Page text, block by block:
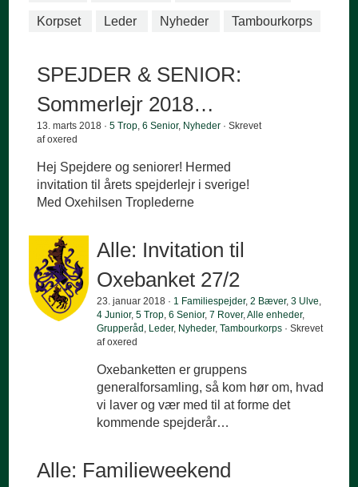
Korpset Leder Nyheder Tambourkorps
SPEJDER & SENIOR:
Sommerlejr 2018…
13. marts 2018 ·5 Trop,6 Senior, Nyheder · Skrevet
af oxered
Hej Spejdere og seniorer! Hermed
invitation til årets spejderlejr i sverige!
Med Oxehilsen Troplederne
Alle: Invitation til
Oxebanket 27/2
23. januar 2018 · 1 Familiespejder,2 Bæver,3 Ulve,
4 Junior,5 Trop,6 Senior,7 Rover,Alle enheder,
Grupperåd , Leder, Nyheder,Tambourkorps · Skrevet
af oxered
Oxebanketten er gruppens
generalforsamling, så kom hør om, hvad
vi laver og vær med til at forme det
kommende spejderår…
Alle: Familieweekend